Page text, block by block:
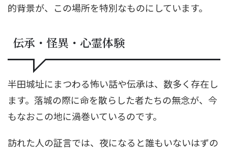
的背景が、この場所を特別なものにしています。
伝承・怪異・心霊体験
半田城址にまつわる怖い話や伝承は、数多く存在し
ます。落城の際に命を散らした者たちの無念が、今
もなおこの地に渦巻いているのです。
訪れた人の証言では、夜になると誰もいないはずの